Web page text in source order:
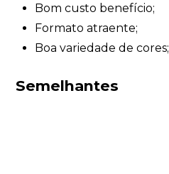
Bom custo benefício;
Formato atraente;
Boa variedade de cores;
Semelhantes